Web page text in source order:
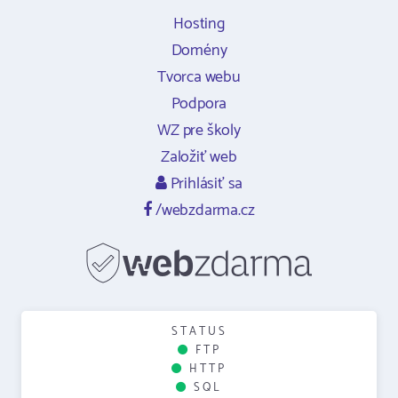
Hosting
Domény
Tvorca webu
Podpora
WZ pre školy
Založiť web
Prihlásiť sa
/webzdarma.cz
STATUS
FTP
HTTP
SQL